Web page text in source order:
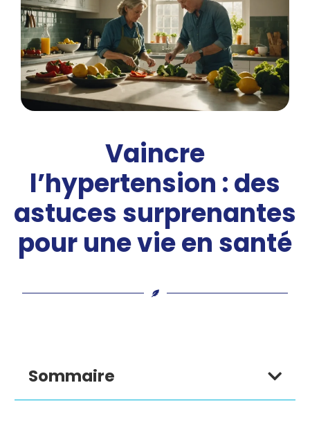
Vaincre
l’hypertension : des
astuces surprenantes
pour une vie en santé
Sommaire